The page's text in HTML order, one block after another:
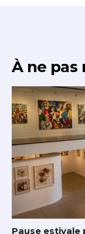
À ne pas
Pause